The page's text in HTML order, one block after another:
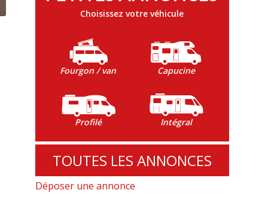
Choisissez votre véhicule
Fourgon / van Capucine
Profilé Intégral
TOUTES LES ANNONCES
Déposer une annonce